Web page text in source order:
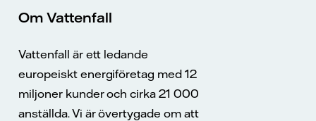
Om Vattenfall
Vattenfall är ett ledande
europeiskt energiföretag med 12
miljoner kunder och cirka 21 000
anställda. Vi är övertygade om att